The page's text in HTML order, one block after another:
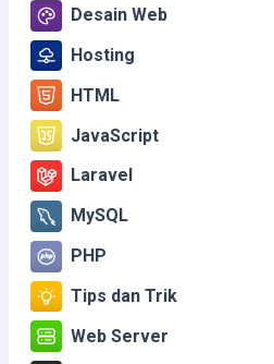
Desain Web
Hosting
HTML
JavaScript
Laravel
MySQL
PHP
Tips dan Trik
Web Server